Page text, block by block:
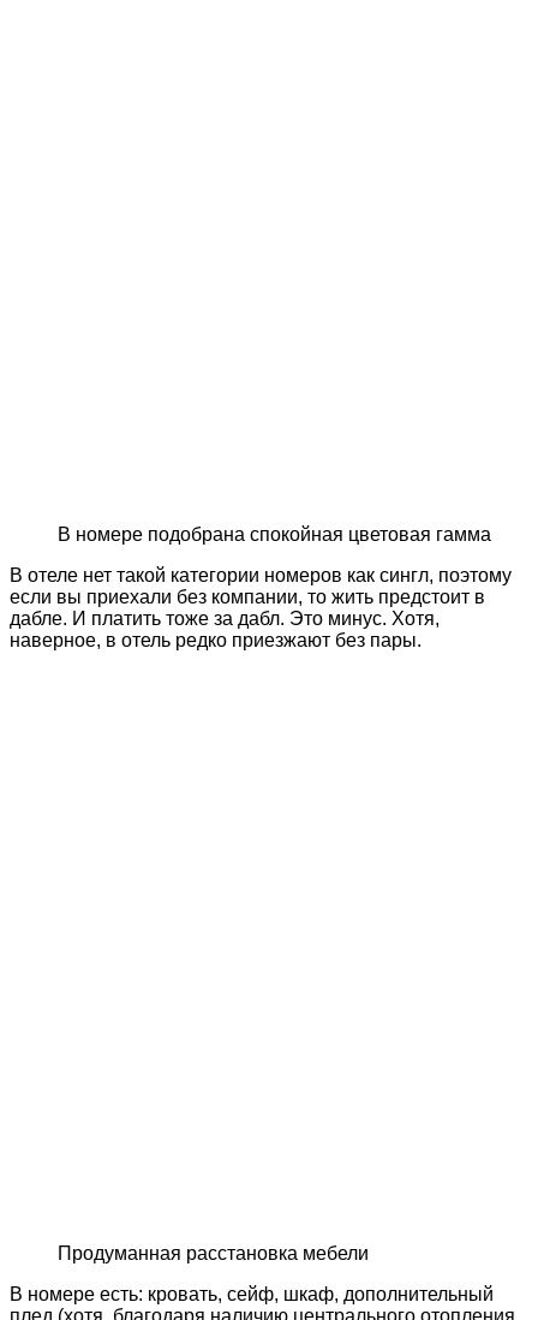
В номере подобрана спокойная цветовая гамма
В отеле нет такой категории номеров как сингл, поэтому
если вы приехали без компании, то жить предстоит в
дабле. И платить тоже за дабл. Это минус. Хотя,
наверное, в отель редко приезжают без пары.
Продуманная расстановка мебели
В номере есть: кровать, сейф, шкаф, дополнительный